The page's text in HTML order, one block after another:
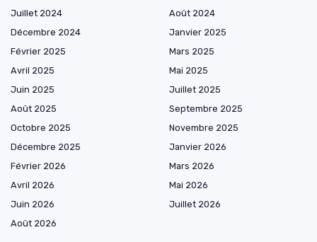
Juillet 2024
Août 2024
Décembre 2024
Janvier 2025
Février 2025
Mars 2025
Avril 2025
Mai 2025
Juin 2025
Juillet 2025
Août 2025
Septembre 2025
Octobre 2025
Novembre 2025
Décembre 2025
Janvier 2026
Février 2026
Mars 2026
Avril 2026
Mai 2026
Juin 2026
Juillet 2026
Août 2026